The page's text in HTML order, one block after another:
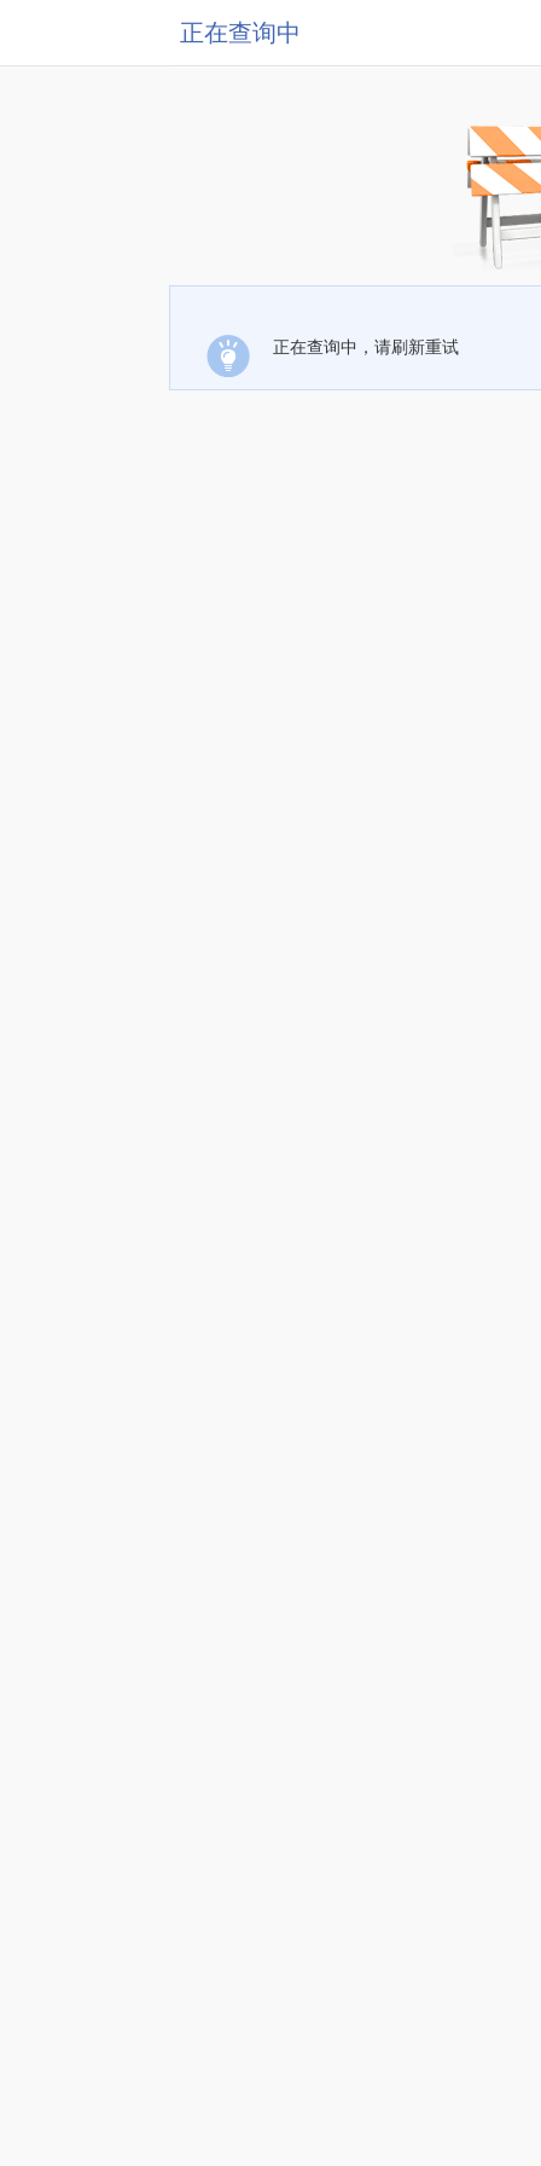
正在查询中
正在查询中，请刷新重试